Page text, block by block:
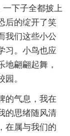
一下子全都披上
后的绽开了笑
我们这些小公
习。小鸟也应
地翩翩起舞，
。
气息，我在
的思绪随风清
在属与我们的